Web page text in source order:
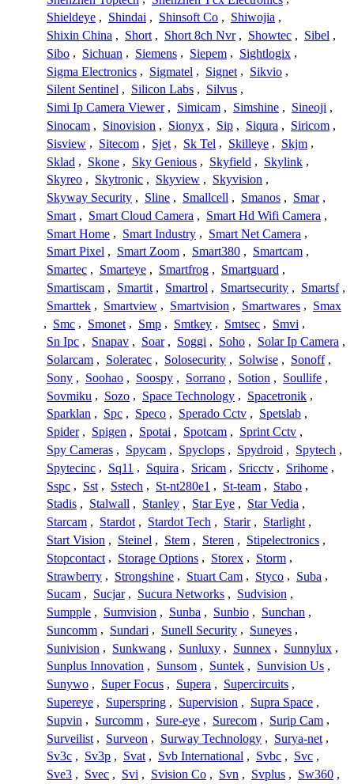
Shieldeye , Shindai , Shinsoft Co , Shiwojia ,
Shixin China , Short , Short 8ch Nvr , Showtec , Sibel ,
Sibo , Sichuan , Siemens , Siepem , Sightlogix ,
Sigma Electronics , Sigmatel , Signet , Sikvio ,
Silent Sentinel , Silicon Labs , Silvus ,
Simi Ip Camera Viewer , Simicam , Simshine , Sineoji ,
Sinocam , Sinovision , Sionyx , Sip , Siqura , Siricom ,
Sisview , Sitecom , Sjet , Sk Tel , Skilleye , Skjm ,
Sklad , Skone , Sky Genious , Skyfield , Skylink ,
Skyreo , Skytronic , Skyview , Skyvision ,
Skyway Security , Sline , Smallcell , Smanos , Smar ,
Smart , Smart Cloud Camera , Smart Hd Wifi Camera ,
Smart Home , Smart Industry , Smart Net Camera ,
Smart Pixel , Smart Zoom , Smart380 , Smartcam ,
Smartec , Smarteye , Smartfrog , Smartguard ,
Smartiscam , Smartit , Smartrol , Smartsecurity , Smartsf ,
Smarttek , Smartview , Smartvision , Smartwares , Smax
, Smc , Smonet , Smp , Smtkey , Smtsec , Smvi ,
Sn Ipc , Snapav , Soar , Soggi , Soho , Solar Ip Camera ,
Solarcam , Soleratec , Solosecurity , Solwise , Sonoff ,
Sony , Soohao , Soospy , Sorrano , Sotion , Soullife ,
Sovmiku , Sozo , Space Technology , Spacetronik ,
Sparklan , Spc , Speco , Sperado Cctv , Spetslab ,
Spider , Spigen , Spotai , Spotcam , Sprint Cctv ,
Spy Cameras , Spycam , Spyclops , Spydroid , Spytech ,
Spytecinc , Sq11 , Squira , Sricam , Sricctv , Srihome ,
Sspc , Sst , Sstech , St-nt280e1 , St-team , Stabo ,
Stadis , Stalwall , Stanley , Star Eye , Star Vedia ,
Starcam , Stardot , Stardot Tech , Starir , Starlight ,
Start Vision , Steinel , Stem , Steren , Stipelectronics ,
Stopcontact , Storage Options , Storex , Storm ,
Strawberry , Strongshine , Stuart Cam , Styco , Suba ,
Sucam , Sucjar , Sucura Networks , Sudvision ,
Sumpple , Sumvision , Sunba , Sunbio , Sunchan ,
Suncomm , Sundari , Sunell Security , Suneyes ,
Sunivision , Sunkwang , Sunluxy , Sunnex , Sunnylux ,
Sunplus Innovation , Sunsom , Suntek , Sunvision Us ,
Sunywo , Super Focus , Supera , Supercircuits ,
Supereye , Superspring , Supervision , Supra Space ,
Supvin , Surcomm , Sure-eye , Surecom , Surip Cam ,
Surveilist , Surveon , Surway Technology , Surya-net ,
Sv3c , Sv3p , Svat , Svb International , Svbc , Svc ,
Sve3 , Svec , Svi , Svision Co , Svn , Svplus , Sw360 ,